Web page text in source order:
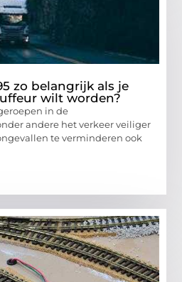
zo belangrijk als je
wilt worden?
in de
andere het verkeer veiliger
te verminderen ook